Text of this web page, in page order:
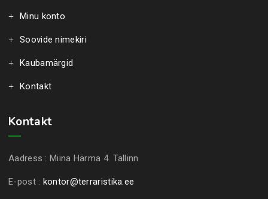
Minu konto
Soovide nimekiri
Kaubamärgid
Kontakt
Kontakt
Aadress : Miina Härma 4. Tallinn
E-post : kontor@terraristika.ee